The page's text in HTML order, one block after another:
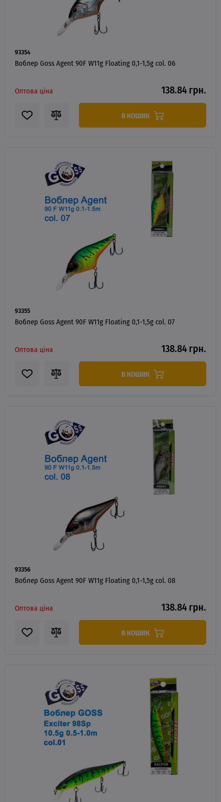
93354
Воблер Goss Agent 90F W11g Floating 0,1-1,5g col. 06
Оптова ціна 138.84 грн.
В КОШИК
93355
Воблер Goss Agent 90F W11g Floating 0,1-1,5g col. 07
Оптова ціна 138.84 грн.
В КОШИК
93356
Воблер Goss Agent 90F W11g Floating 0,1-1,5g col. 08
Оптова ціна 138.84 грн.
В КОШИК